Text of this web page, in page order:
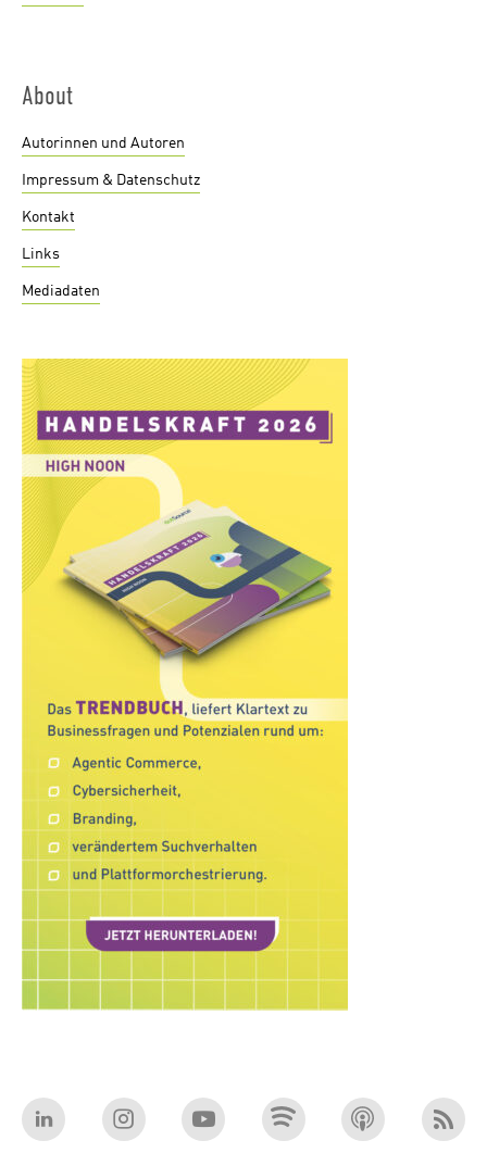
About
Autorinnen und Autoren
Impressum & Datenschutz
Kontakt
Links
Mediadaten